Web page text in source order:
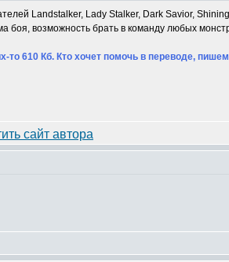
Landstalker, Lady Stalker, Dark Savior,
боя, возможность брать в команду любых
то 610 Кб. Кто хочет помочь в переводе,